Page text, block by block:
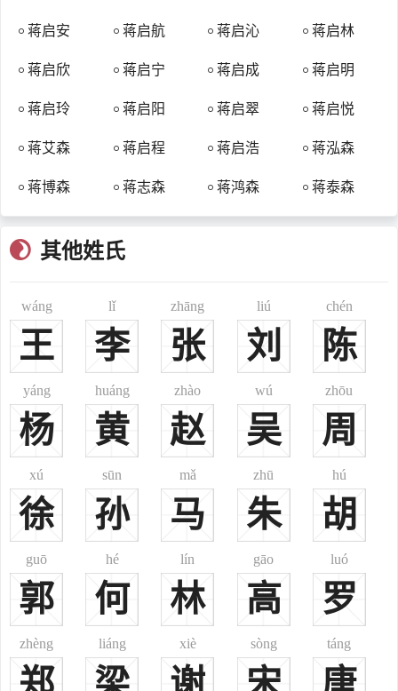
蒋姓历史迁徙
广饶的蒋姓繁衍的最为旺盛，故蒋姓世代有以“乐安”为堂号的习俗。
郡，三国时曹魏的蒋济即其后裔。此期有蒋休（西汉名臣蒋翊之十世
孙）自乐安迁义阳羡县（今江苏宜兴），其子孙有迁浙江奉化之三
家，绝大部分都是从宜兴繁衍出来的。唐初，陈元光入闽开漳，有蒋
后人蒋显，出任四明监盐官，住在宁波城内的采莲桥，其后代文人蔚
起，成为甬上望族。宋以后，福建、广东蒋姓已盛，元季，仕杰公
（宋神宗金紫光禄大夫蒋浚明之裔）始迁奉化武岭禽孝乡（即今溪口
河南睢县迁居．祖籍江西洪都新建县半坡店。后裔分支散居在修武县
境大位村、雪庄及辉县峪河蒋庄等地。
在阆中，有一支很是辉煌的蒋姓家族。明末时，原籍陕西泾阳县
三曲口的蒋应壁，入川定居在保宁府（今阆中）。加入清军后，因战
功被封为怀远将军，成为阆中蒋姓的始祖。蒋应壁的儿子、孙子、重
孙、曾孙4代人中，一共出了两个进士、一个解元、3个举人；官职
上，一个从二品、3个正三品、一个从三品、一个正五品。蒋应壁的
儿子蒋大任，官封怀远将军。蒋大任的儿子蒋承儒，官至武仪大夫；
另一个儿子蒋承涓，官至奉政大夫。蒋承儒的儿子蒋作楷，曾任江苏
扶标中军参将，被授武仪大夫。蒋承涓的儿子蒋南波，曾任陕西大通
卫守，被封为昭勇将军。蒋南波的二儿子蒋琏。是雍正元年（1723
年）的恩科进士，被钦点御前侍卫。雍正13年（1735年），蒋琏出任
蒋启安 蒋启航 蒋启沁 蒋启林
蒋启欣 蒋启宁 蒋启成 蒋启明
蒋启玲 蒋启阳 蒋启翠 蒋启悦
蒋艾森 蒋启程 蒋启浩 蒋泓森
蒋博森 蒋志森 蒋鸿森 蒋泰森
其他姓氏
wáng
王
lǐ
李
zhāng
张
liú
刘
chén
陈
yáng
杨
huáng
黄
zhào
赵
wú
吴
zhōu
周
xú
徐
sūn
孙
mǎ
马
zhū
朱
hú
胡
guō
郭
hé
何
lín
林
gāo
高
luó
罗
zhèng liáng xiè sòng táng